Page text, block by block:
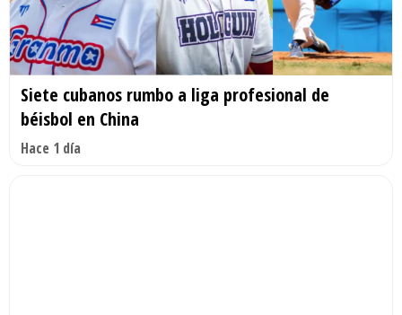
Siete cubanos rumbo a liga profesional de
béisbol en China
Hace 1 día